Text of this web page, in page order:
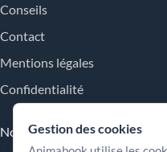
Conseils
Contact
Mentions légales
Confidentialité
Nos engagements
Gestion des cookies